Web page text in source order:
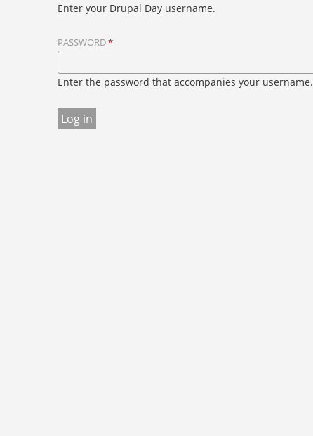
A
Y
T
A
S
Enter your Drupal Day username.
PASSWORD*
Enter the password that accompanies your username.